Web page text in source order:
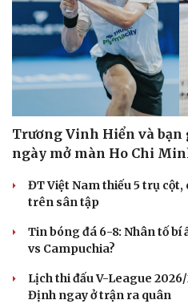
Tư vấn
Săn Tour
Trương Vinh Hiển và bạn
ngày mở màn Ho Chi
ĐT Việt Nam thiếu 5 trụ
trên sân tập
Tin bóng đá 6-8: Nhân tố bí
vs Campuchia?
Lịch thi đấu V-League
Định ngay ở trận ra quân